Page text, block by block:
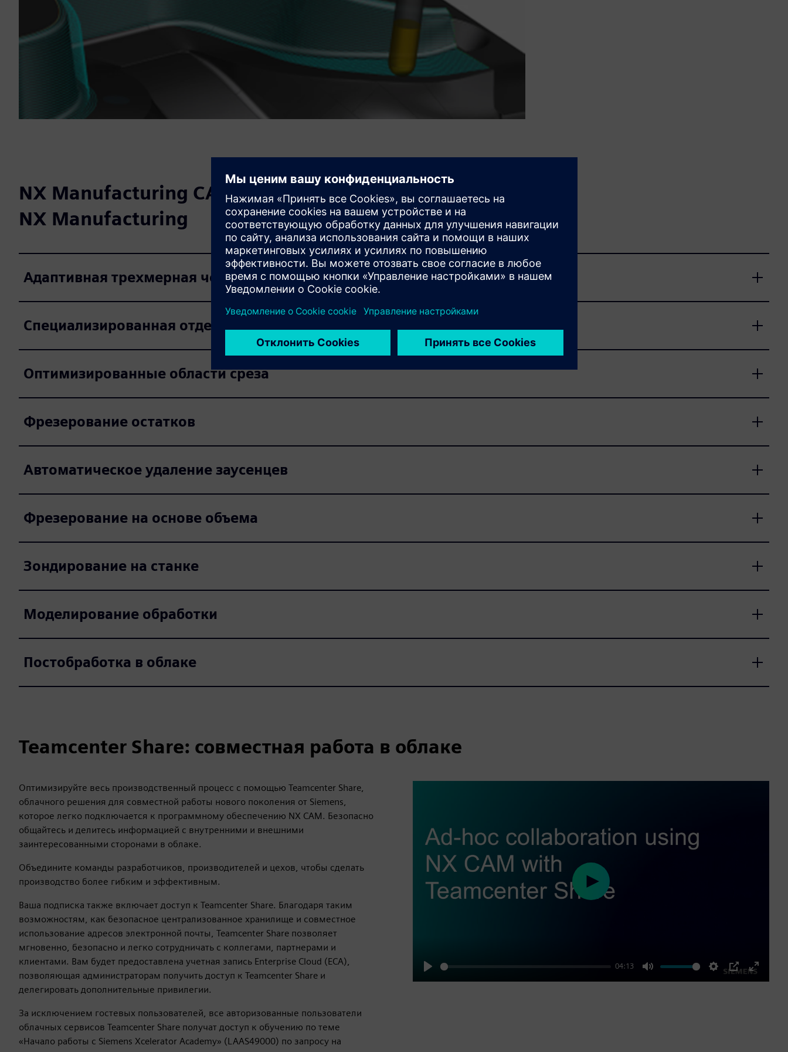
NX Manufacturing CAM Расширенные возможности
NX Manufacturing
Адаптивная трехмерная черновая обработка
Специализированная отделка
Оптимизированные области среза
Фрезерование остатков
Автоматическое удаление заусенцев
Фрезерование на основе объема
Зондирование на станке
Моделирование обработки
Постобработка в облаке
Teamcenter Share: совместная работа в облаке
Оптимизируйте весь производственный процесс с помощью Teamcenter Share,
облачного решения для совместной работы нового поколения от Siemens,
которое легко подключается к программному обеспечению NX CAM. Безопасно
общайтесь и делитесь информацией с внутренними и внешними
заинтересованными сторонами в облаке.
Объедините команды разработчиков, производителей и цехов, чтобы сделать
производство более гибким и эффективным.
Ваша подписка также включает доступ к Teamcenter Share. Благодаря таким
возможностям, как безопасное централизованное хранилище и совместное
использование адресов электронной почты, Teamcenter Share позволяет
мгновенно, безопасно и легко сотрудничать с коллегами, партнерами и
клиентами. Вам будет предоставлена учетная запись Enterprise Cloud (ECA),
позволяющая администраторам получить доступ к Teamcenter Share и
делегировать дополнительные привилегии.
За исключением гостевых пользователей, все авторизованные пользователи
облачных сервисов Teamcenter Share получат доступ к обучению по теме
«Начало работы с Siemens Xcelerator Academy» (LAAS49000) по запросу на
Play
04:13
Mute Settings
PIP
Enter
Play